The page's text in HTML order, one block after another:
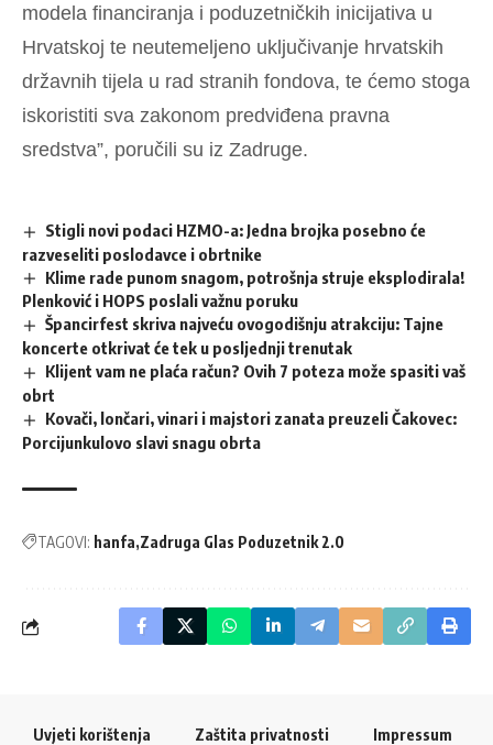
modela financiranja i poduzetničkih inicijativa u
Hrvatskoj te neutemeljeno uključivanje hrvatskih
državnih tijela u rad stranih fondova, te ćemo stoga
iskoristiti sva zakonom predviđena pravna
sredstva”, poručili su iz Zadruge.
Stigli novi podaci HZMO-a: Jedna brojka posebno će
razveseliti poslodavce i obrtnike
Klime rade punom snagom, potrošnja struje eksplodirala!
Plenković i HOPS poslali važnu poruku
Špancirfest skriva najveću ovogodišnju atrakciju: Tajne
koncerte otkrivat će tek u posljednji trenutak
Klijent vam ne plaća račun? Ovih 7 poteza može spasiti vaš
obrt
Kovači, lončari, vinari i majstori zanata preuzeli Čakovec:
Porcijunkulovo slavi snagu obrta
TAGOVI: hanfa Zadruga Glas Poduzetnik 2.0
Uvjeti korištenja Zaštita privatnosti Impressum